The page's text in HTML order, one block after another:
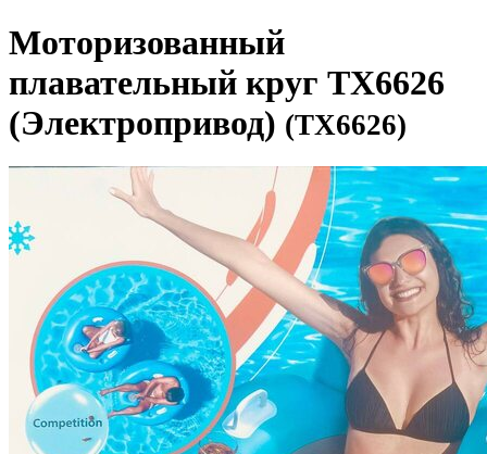
Моторизованный
плавательный круг TX6626
(Электропривод) (TX6626)